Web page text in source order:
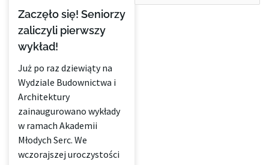
Zaczęło się! Seniorzy
zaliczyli pierwszy
wykład!
Już po raz dziewiąty na
Wydziale Budownictwa i
Architektury
zainaugurowano wykłady
w ramach Akademii
Młodych Serc. We
wczorajszej uroczystości